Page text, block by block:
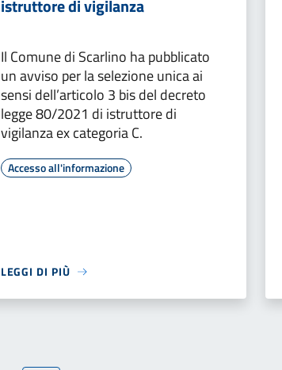
istruttore di vigilanza
Il Comune di Scarlino ha pubblicato
un avviso per la selezione unica ai
sensi dell’articolo 3 bis del decreto
legge 80/2021 di istruttore di
vigilanza ex categoria C.
Accesso all'informazione
LEGGI DI PIÙ